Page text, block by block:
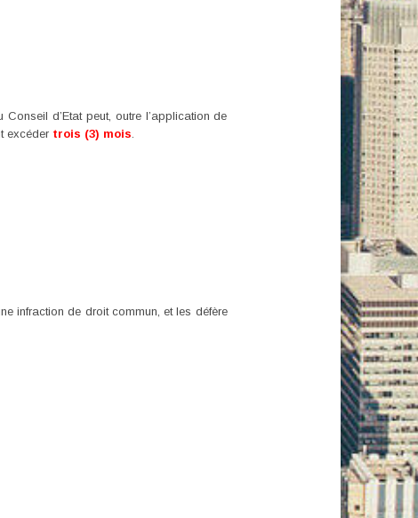
d’Etat peut, outre l’application de
excéder trois (3) mois
infraction de droit commun, et les défère